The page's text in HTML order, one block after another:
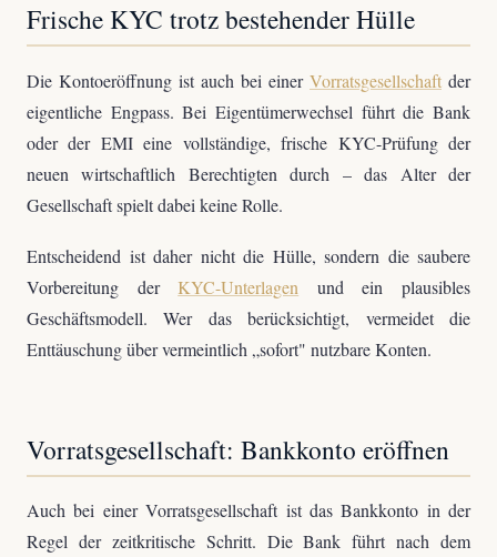
Frische KYC trotz bestehender Hülle
Die Kontoeröffnung ist auch bei einer Vorratsgesellschaft der
eigentliche Engpass. Bei Eigentümerwechsel führt die Bank
oder der EMI eine vollständige, frische KYC-Prüfung der
neuen wirtschaftlich Berechtigten durch – das Alter der
Gesellschaft spielt dabei keine Rolle.
Entscheidend ist daher nicht die Hülle, sondern die saubere
Vorbereitung derKYC-Unterlagen und ein plausibles
Geschäftsmodell. Wer das berücksichtigt, vermeidet die
Enttäuschung über vermeintlich „sofort" nutzbare Konten.
Vorratsgesellschaft: Bankkonto eröffnen
Auch bei einer Vorratsgesellschaft ist das Bankkonto in der
Regel der zeitkritische Schritt. Die Bank führt nach dem